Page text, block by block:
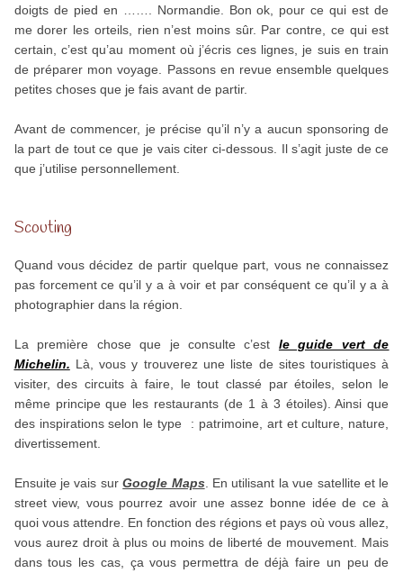
doigts de pied en ……. Normandie. Bon ok, pour ce qui est de
me dorer les orteils, rien n’est moins sûr. Par contre, ce qui est
certain, c’est qu’au moment où j’écris ces lignes, je suis en train
de préparer mon voyage. Passons en revue ensemble quelques
petites choses que je fais avant de partir.
Avant de commencer, je précise qu’il n’y a aucun sponsoring de
la part de tout ce que je vais citer ci-dessous. Il s’agit juste de ce
que j’utilise personnellement.
Scouting
Quand vous décidez de partir quelque part, vous ne connaissez
pas forcement ce qu’il y a à voir et par conséquent ce qu’il y a à
photographier dans la région.
La première chose que je consulte c’est le guide vert de
Michelin. Là, vous y trouverez une liste de sites touristiques à
visiter, des circuits à faire, le tout classé par étoiles, selon le
même principe que les restaurants (de 1 à 3 étoiles). Ainsi que
des inspirations selon le type : patrimoine, art et culture, nature,
divertissement.
Ensuite je vais surGoogle Maps. En utilisant la vue satellite et le
street view, vous pourrez avoir une assez bonne idée de ce à
quoi vous attendre. En fonction des régions et pays où vous allez,
vous aurez droit à plus ou moins de liberté de mouvement. Mais
dans tous les cas, ça vous permettra de déjà faire un peu de